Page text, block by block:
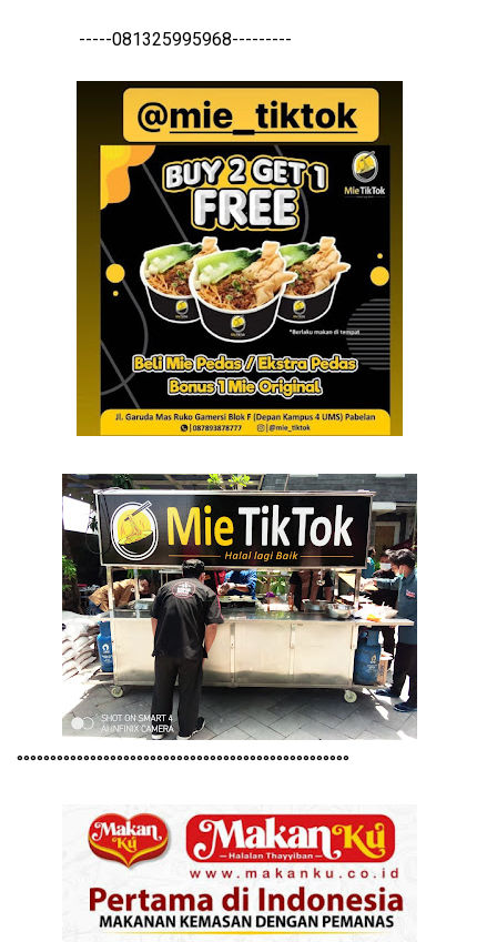
-----081325995968---------
°°°°°°°°°°°°°°°°°°°°°°°°°°°°°°°°°°°°°°°°°°°°°°°°°°